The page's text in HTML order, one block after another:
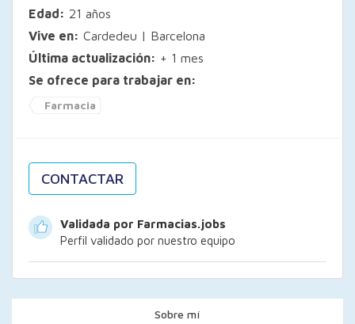
Edad: 21 años
Vive en: Cardedeu | Barcelona
Última actualización: + 1 mes
Se ofrece para trabajar en:
Farmacia
CONTACTAR
Validada por Farmacias.jobs
Perfil validado por nuestro equipo
Sobre mí